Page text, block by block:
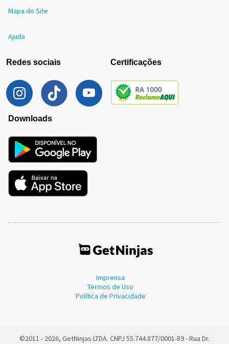
Mapa do Site
Ajuda
Redes sociais Certificações
Downloads
Imprensa
Termos de Uso
Política de Privacidade
©2011 - 2026, GetNinjas LTDA. CNPJ 55.744.877/0001-89 - Rua Dr.